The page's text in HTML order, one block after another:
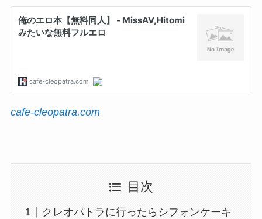
cafe-cleopatra.com
目次
クレオパトラに行ったらシフォンケーキ